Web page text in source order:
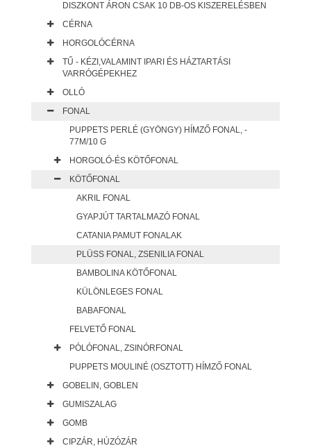
DISZKONT ÁRON CSAK 10 DB-OS KISZERELÉSBEN
CÉRNA
HORGOLÓCÉRNA
TŰ - KÉZI,VALAMINT IPARI ÉS HÁZTARTÁSI
VARRÓGÉPEKHEZ
OLLÓ
FONAL
PUPPETS PERLÉ (GYÖNGY) HÍMZŐ FONAL, -
77M/10 G
HORGOLÓ-ÉS KÖTŐFONAL
KÖTŐFONAL
AKRIL FONAL
GYAPJÚT TARTALMAZÓ FONAL
CATANIA PAMUT FONALAK
PLÜSS FONAL, ZSENILIA FONAL
BAMBOLINA KÖTŐFONAL
KÜLÖNLEGES FONAL
BABAFONAL
FELVETŐ FONAL
PÓLÓFONAL, ZSINÓRFONAL
PUPPETS MOULINÉ (OSZTOTT) HÍMZŐ FONAL
GOBELIN, GOBLEN
GUMISZALAG
GOMB
CIPZÁR, HÚZÓZÁR